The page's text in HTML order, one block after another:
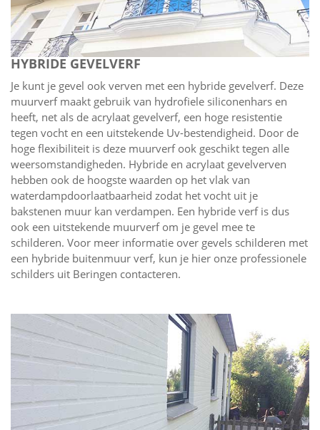
HYBRIDE GEVELVERF
Je kunt je gevel ook verven met een hybride gevelverf. Deze
muurverf maakt gebruik van hydrofiele siliconenhars en
heeft, net als de acrylaat gevelverf, een hoge resistentie
tegen vocht en een uitstekende Uv-bestendigheid. Door de
hoge flexibiliteit is deze muurverf ook geschikt tegen alle
weersomstandigheden. Hybride en acrylaat gevelverven
hebben ook de hoogste waarden op het vlak van
waterdampdoorlaatbaarheid zodat het vocht uit je
bakstenen muur kan verdampen. Een hybride verf is dus
ook een uitstekende muurverf om je gevel mee te
schilderen. Voor meer informatie over gevels schilderen met
een hybride buitenmuur verf, kun je hier onze professionele
schilders uit Beringen contacteren.